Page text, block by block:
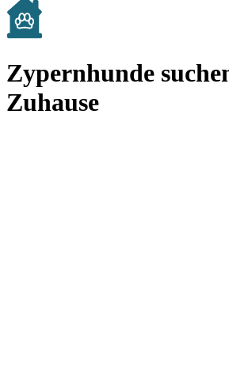
Zypernhunde
Zuhause